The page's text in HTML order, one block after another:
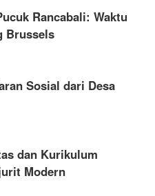
Rancabali: Waktu
Brussels
Sosial dari Desa
dan Kurikulum
Modern